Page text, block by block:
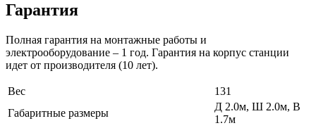
Гарантия
Полная гарантия на монтажные работы и
электрооборудование – 1 год. Гарантия на корпус станции
идет от производителя (10 лет).
Вес
131
Габаритные размеры
Д 2.0м, Ш 2.0м, В
1.7м